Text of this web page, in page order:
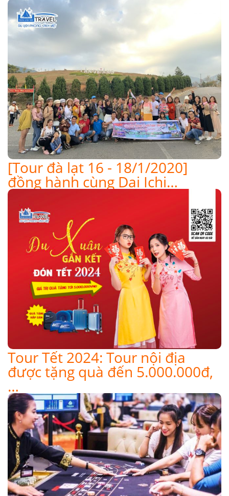
[Tour đà lạt 16 - 18/1/2020]
đồng hành cùng Dai Ichi…
Tour Tết 2024: Tour nội địa
được tặng quà đến 5.000.000đ,
…